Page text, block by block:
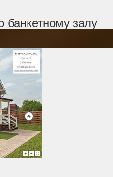
банкетному залу